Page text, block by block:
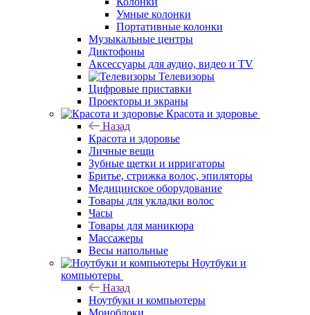
Умные колонки
Портативные колонки
Музыкальные центры
Диктофоны
Аксессуары для аудио, видео и TV
Телевизоры
Цифровые приставки
Проекторы и экраны
Красота и здоровье
Назад
Красота и здоровье
Личные вещи
Зубные щетки и ирригаторы
Бритье, стрижка волос, эпиляторы
Медицинское оборудование
Товары для укладки волос
Часы
Товары для маникюра
Массажеры
Весы напольные
Ноутбуки и
компьютеры
Назад
Ноутбуки и компьютеры
Моноблоки